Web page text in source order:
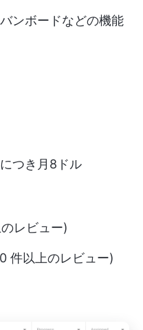
ンボードなどの機能
つき月8ドル
レビュー)
件以上のレビュー)